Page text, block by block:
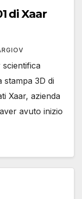
scientifica
stampa 3D di
Xaar, azienda
avuto inizio